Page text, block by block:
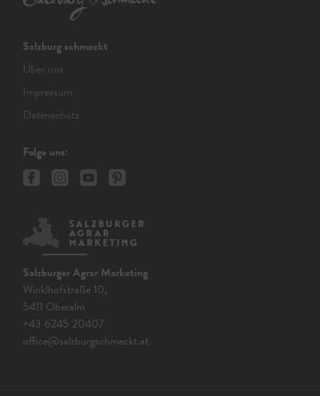
Salzburg schmeckt
Über uns
Impressum
Datenschutz
Folge uns:
Salzburger Agrar Marketing
Winklhofstraße 10,
5411 Oberalm
+43 6245 20407
office@salzburgschmeckt.at